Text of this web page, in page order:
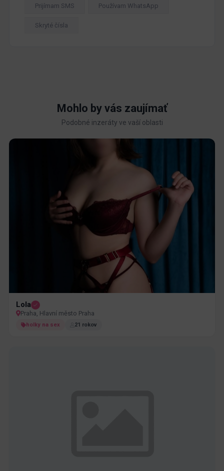
Prijímam SMS Používam WhatsApp
Skryté čísla
Mohlo by vás zaujímať
Podobné inzeráty ve vaší oblasti
Lola
Praha, Hlavní město Praha
holky na sex 21 rokov